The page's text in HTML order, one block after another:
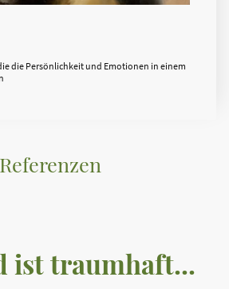
die Persönlichkeit und Emotionen in einem
Referenzen
ist traumhaft...